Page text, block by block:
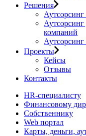
Решения
Аутсорсинг
Аутсорсинг
компаний
Аутсорсинг
Проекты
Кейсы
Отзывы
Контакты
HR-специалисту
Финансовому
Собственнику
Web портал
Карты, деньги,